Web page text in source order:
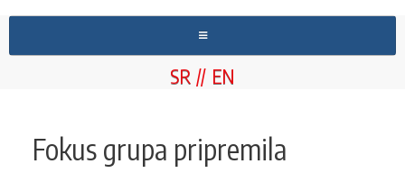
PROJEKTI
SR EN
Fokus grupa pripremila